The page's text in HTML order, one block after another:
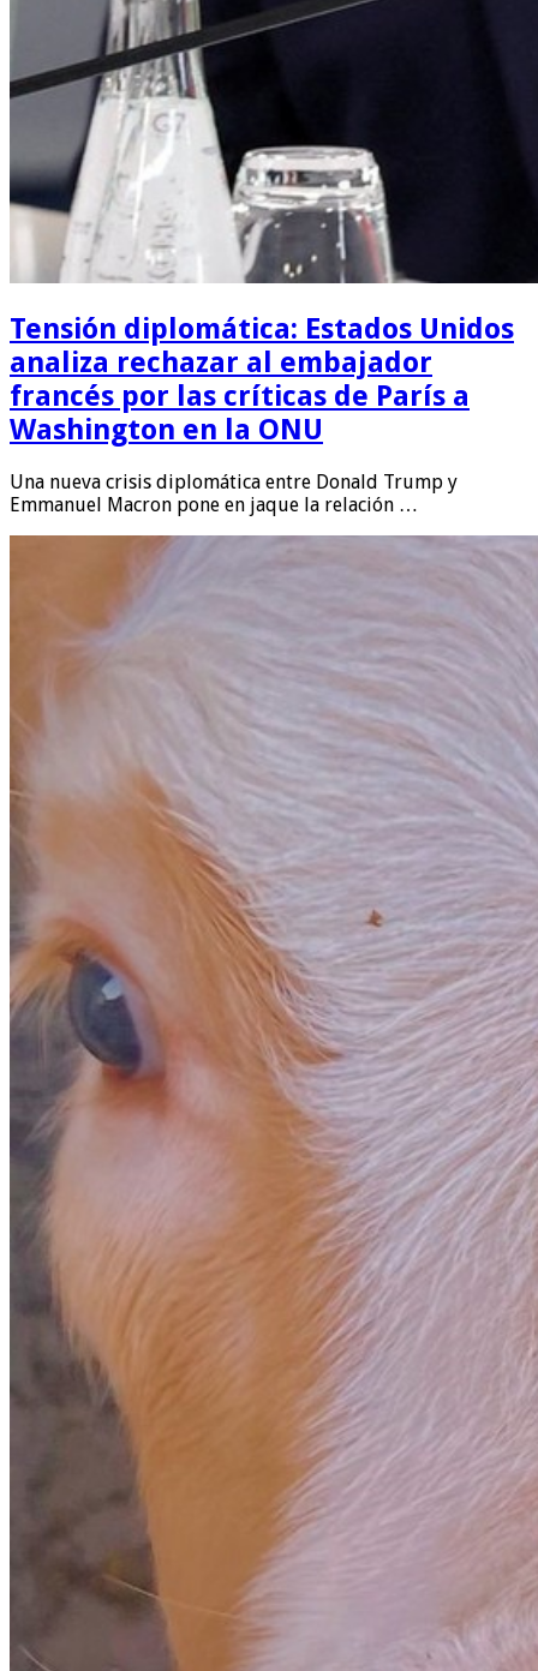
Tensión diplomática: Estados Unidos
analiza rechazar al embajador
francés por las críticas de París a
Washington en la ONU
Una nueva crisis diplomática entre Donald Trump y
Emmanuel Macron pone en jaque la relación …